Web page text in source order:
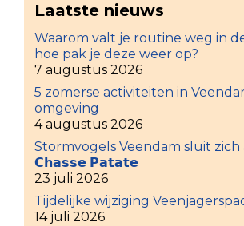
Laatste nieuws
Waarom valt je routine weg in
hoe pak je deze weer op?
7 augustus 2026
5 zomerse activiteiten in
omgeving
4 augustus 2026
Stormvogels Veendam sluit zich
𝗖𝗵𝗮𝘀𝘀𝗲 𝗣𝗮𝘁𝗮𝘁𝗲
23 juli 2026
Tijdelijke wijziging
14 juli 2026